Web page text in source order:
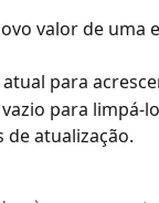
valor de uma
para
para limpá-
de atualização.